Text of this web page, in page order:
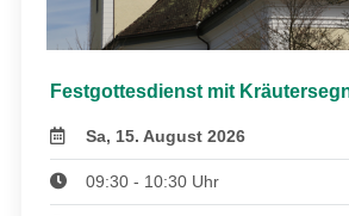
Festgottesdienst mit
Sa, 15. August 2026
09:30 - 10:30 Uhr